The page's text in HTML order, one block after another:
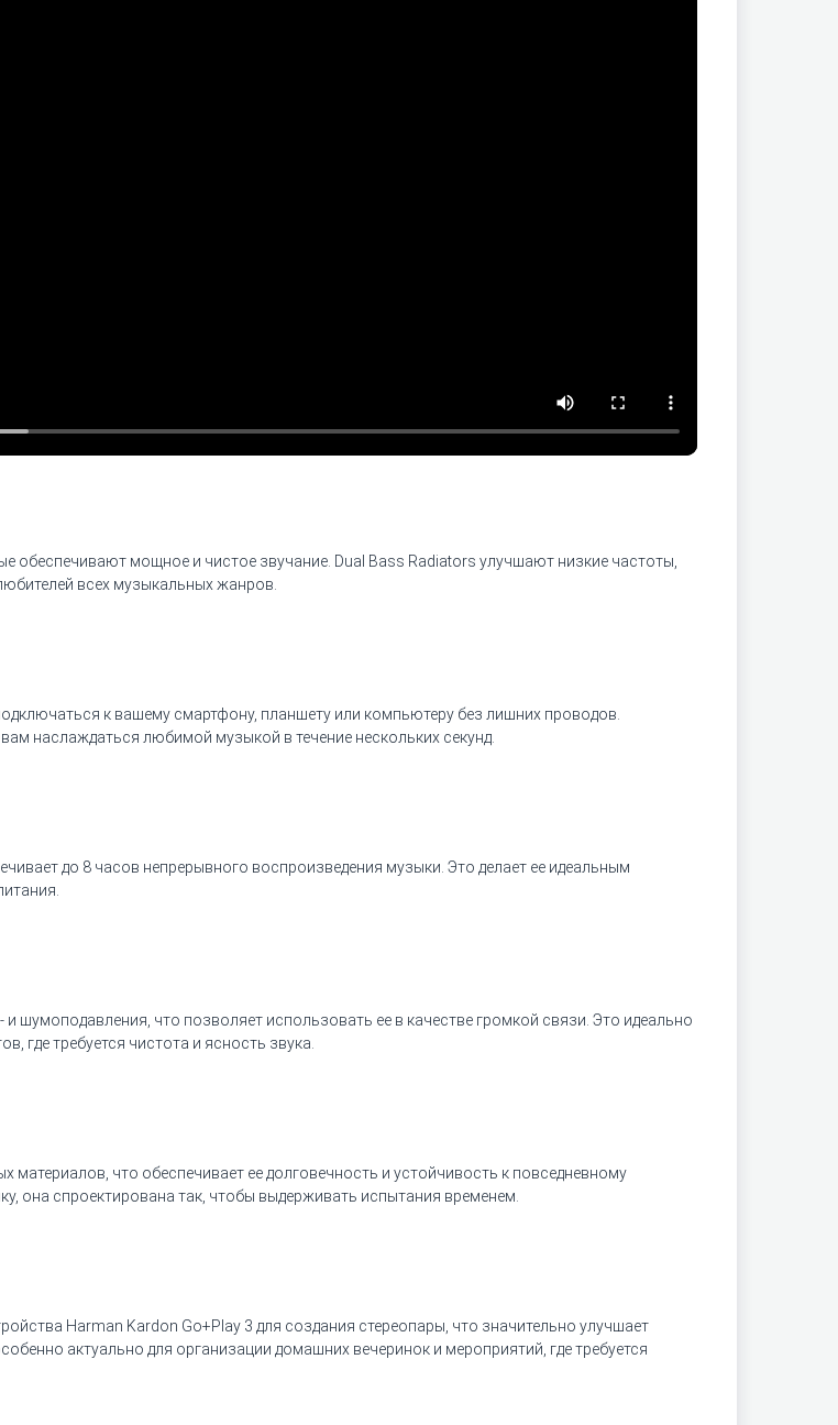
обеспечивают мощное и чистое звучание. Dual Bass Radiators улучшают низкие частоты,
всех музыкальных жанров.
к вашему смартфону, планшету или компьютеру без лишних проводов.
наслаждаться любимой музыкой в течение нескольких секунд.
до 8 часов непрерывного воспроизведения музыки. Это делает ее идеальным
что позволяет использовать ее в качестве громкой связи. Это идеально
где требуется чистота и ясность звука.
что обеспечивает ее долговечность и устойчивость к повседневному
она спроектирована так, чтобы выдерживать испытания временем.
Harman Kardon Go+Play 3 для создания стереопары, что значительно улучшает
актуально для организации домашних вечеринок и мероприятий, где требуется